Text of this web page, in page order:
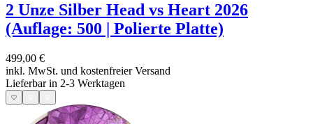
2 Unze Silber Head vs Heart 2026
(Auflage: 500 | Polierte Platte)
499,00 €
inkl. MwSt. und kostenfreier Versand
Lieferbar in 2-3 Werktagen